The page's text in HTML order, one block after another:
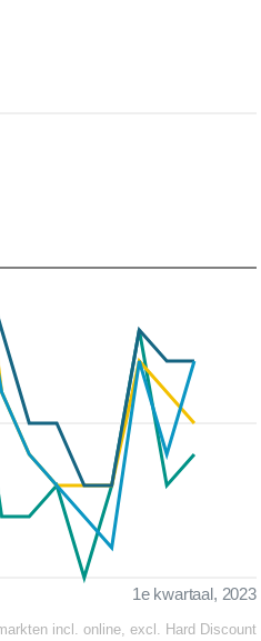
1e kwartaal, 2023
incl. online, excl. Hard Discount